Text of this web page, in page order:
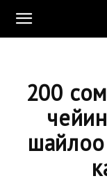
200